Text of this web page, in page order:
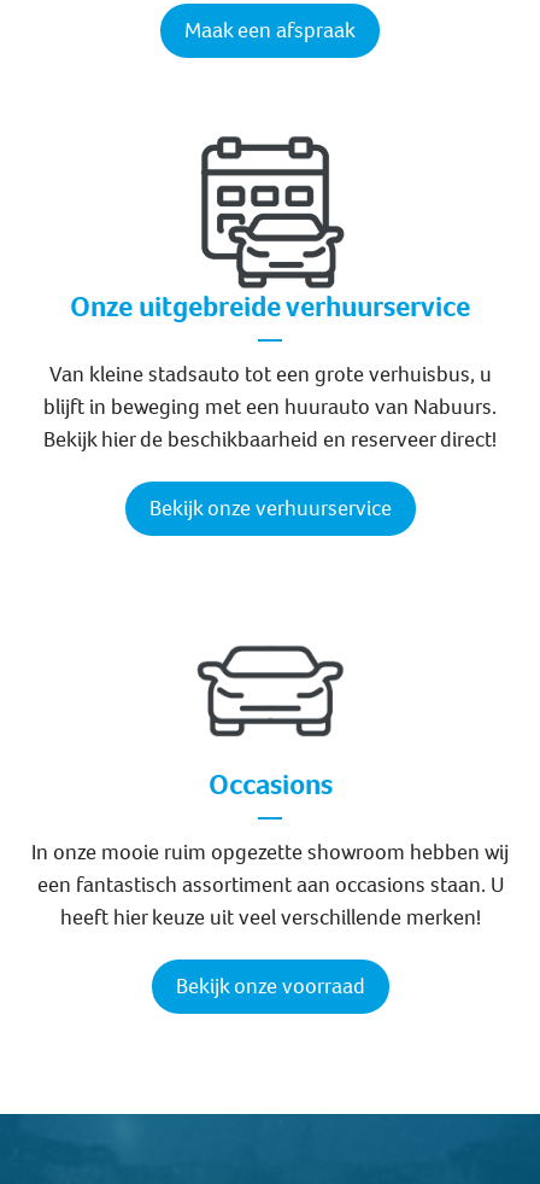
Maak een afspraak
Onze uitgebreide verhuurservice
Van kleine stadsauto tot een grote verhuisbus, u
blijft in beweging met een huurauto van Nabuurs.
Bekijk hier de beschikbaarheid en reserveer direct!
Bekijk onze verhuurservice
Occasions
In onze mooie ruim opgezette showroom hebben wij
een fantastisch assortiment aan occasions staan. U
heeft hier keuze uit veel verschillende merken!
Bekijk onze voorraad